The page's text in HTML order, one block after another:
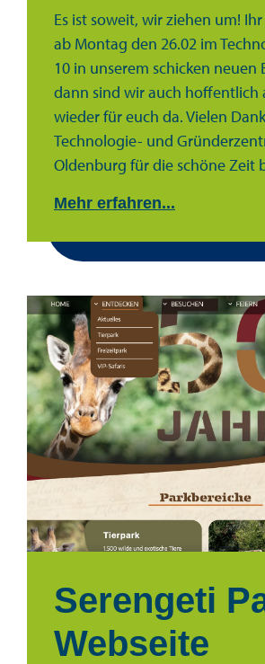
Es ist soweit, wir ziehen um!
ab Montag den 26.02 im
10 in unserem schicken neuen
dann sind wir auch hoffentlich
wieder für euch da. Vielen
Technologie- und
Oldenburg für die schöne Zeit
Mehr erfahren...
Serengeti
Webseite